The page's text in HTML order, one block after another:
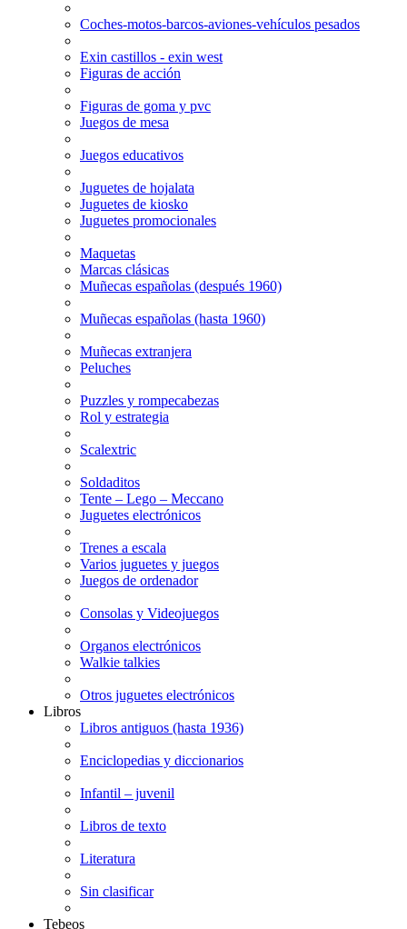
Coches-motos-barcos-aviones-vehículos pesados
Exin castillos - exin west
Figuras de acción
Figuras de goma y pvc
Juegos de mesa
Juegos educativos
Juguetes de hojalata
Juguetes de kiosko
Juguetes promocionales
Maquetas
Marcas clásicas
Muñecas españolas (después 1960)
Muñecas españolas (hasta 1960)
Muñecas extranjera
Peluches
Puzzles y rompecabezas
Rol y estrategia
Scalextric
Soldaditos
Tente – Lego – Meccano
Juguetes electrónicos
Trenes a escala
Varios juguetes y juegos
Juegos de ordenador
Consolas y Videojuegos
Organos electrónicos
Walkie talkies
Otros juguetes electrónicos
Libros
Libros antiguos (hasta 1936)
Enciclopedias y diccionarios
Infantil – juvenil
Libros de texto
Literatura
Sin clasificar
Tebeos